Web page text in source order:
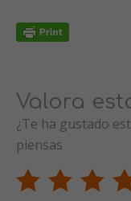
Valora
¿Te ha gustado
piensas